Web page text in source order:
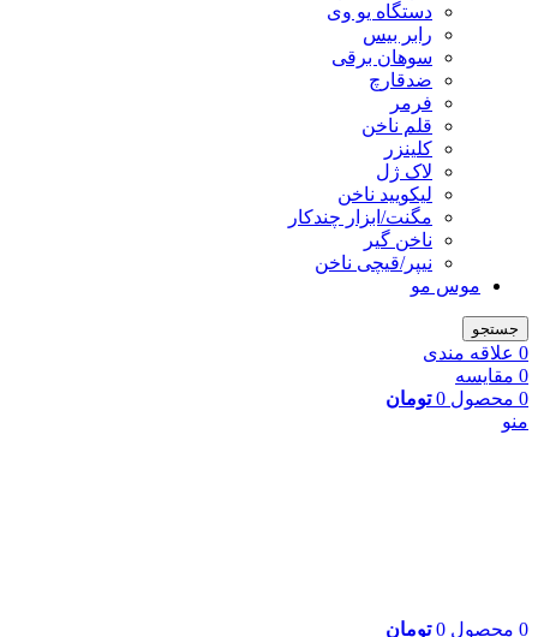
دستگاه یو وی
رابر بیس
سوهان برقی
ضدقارچ
فرمر
قلم ناخن
کلینزر
لاک ژل
لیکوييد ناخن
مگنت/ابزار چندکار
ناخن گیر
نیپر/قیچی ناخن
موس مو
جستجو
0 علاقه مندی
0 مقایسه
0 محصول 0 تومان
منو
0 محصول 0 تومان